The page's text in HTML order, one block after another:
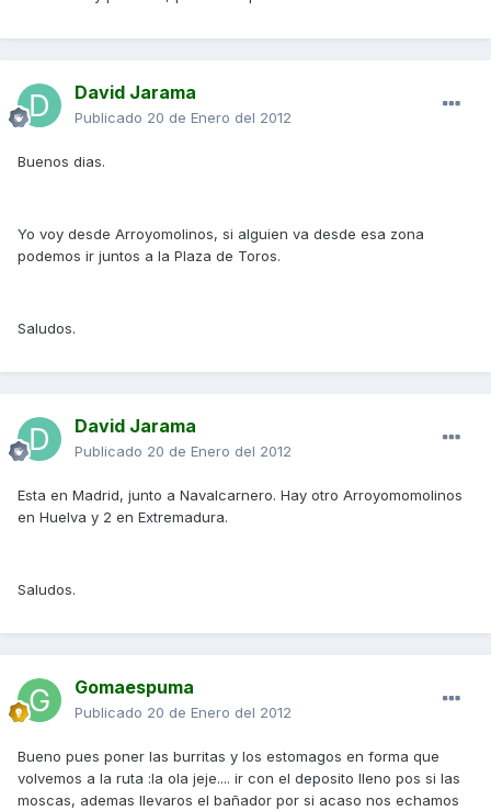
David Jarama
Publicado 20 de Enero del 2012
Buenos dias.
Yo voy desde Arroyomolinos, si alguien va desde esa zona
podemos ir juntos a la Plaza de Toros.
Saludos.
David Jarama
Publicado 20 de Enero del 2012
Esta en Madrid, junto a Navalcarnero. Hay otro Arroyomomolinos
en Huelva y 2 en Extremadura.
Saludos.
Gomaespuma
Publicado 20 de Enero del 2012
Bueno pues poner las burritas y los estomagos en forma que
volvemos a la ruta :la ola jeje.... ir con el deposito lleno pos si las
moscas, ademas llevaros el bañador por si acaso nos echamos